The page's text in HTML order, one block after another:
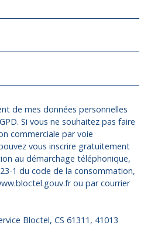
de mes données personnelles
Si vous ne souhaitez pas faire
commerciale par voie
vous inscrire gratuitement
au démarchage téléphonique,
1 du code de la consommation,
ou par courrier
Bloctel, CS 61311, 41013